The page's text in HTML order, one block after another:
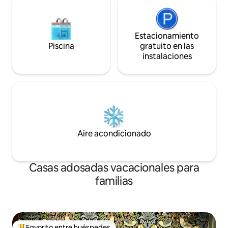
Piscina
Estacionamiento
gratuito en las
instalaciones
Aire acondicionado
Casas adosadas vacacionales para
familias